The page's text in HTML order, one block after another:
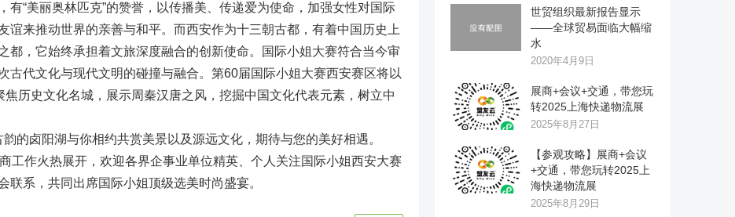
“美丽奥林匹克”的赞誉，以传播美、传递爱为使命，加强女性对国际
谊来推动世界的亲善与和平。而西安作为十三朝古都，有着中国历史上
都，它始终承担着文旅深度融合的创新使命。国际小姐大赛符合当今审
古代文化与现代文明的碰撞与融合。第60届国际小姐大赛西安赛区将以
焦历史文化名城，展示周秦汉唐之风，挖掘中国文化代表元素，树立中
卤阳湖与你相约共赏美景以及源远文化，期待与您的美好相遇。
作火热展开，欢迎各界企事业单位精英、个人关注国际小姐西安大赛
系，共同出席国际小姐顶级选美时尚盛宴。
世贸组织最新报告显示
——全球贸易面临大幅缩
水
2020年4月9日
展商+会议+交通，带您玩
转2025上海快递物流展
2025年8月27日
【参观攻略】展商+会议
+交通，带您玩转2025上
海快递物流展
2025年8月29日